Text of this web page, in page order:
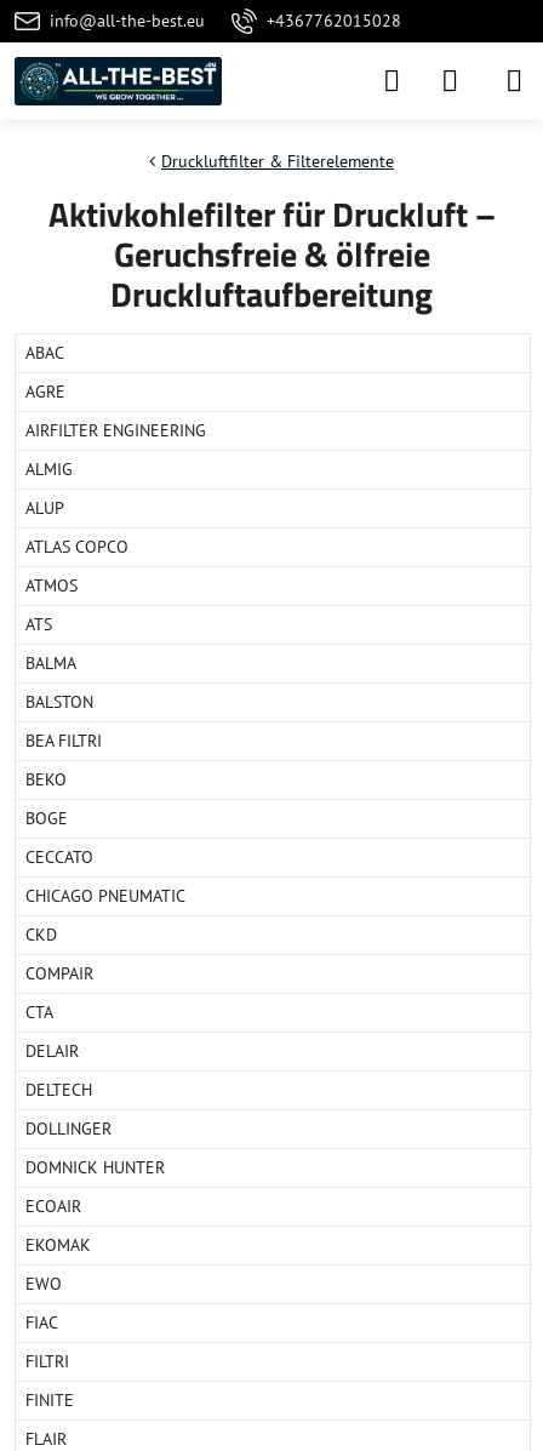
info@all-the-best.eu +4367762015028
Druckluftfilter & Filterelemente
Aktivkohlefilter für Druckluft –
Geruchsfreie & ölfreie
Druckluftaufbereitung
ABAC
AGRE
AIRFILTER ENGINEERING
ALMIG
ALUP
ATLAS COPCO
ATMOS
ATS
BALMA
BALSTON
BEA FILTRI
BEKO
BOGE
CECCATO
CHICAGO PNEUMATIC
CKD
COMPAIR
CTA
DELAIR
DELTECH
DOLLINGER
DOMNICK HUNTER
ECOAIR
EKOMAK
EWO
FIAC
FILTRI
FINITE
FLAIR